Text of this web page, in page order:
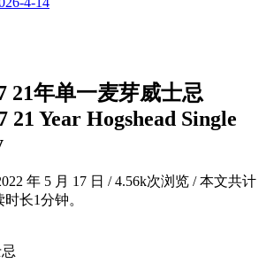
21年单一麦芽威士忌
21 Year Hogshead Single
年 5 月 17 日 /4.56k次浏览 /本文共计
长1分钟。